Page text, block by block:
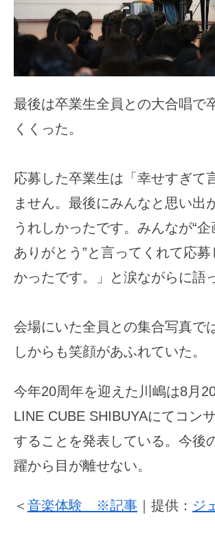
最後は卒業生全員との大合唱で
くくった。
応募した卒業生は「幸せすぎて
ません。最後にみんなと思い出
うれしかったです。みんなが“
ありがとう”と言ってくれて応募
かったです。」と涙ながらに語
会場にいた全員との集合写真で
しからも笑顔があふれていた。
今年20周年を迎えた川嶋は8月
LINE CUBE SHIBUYAにてコン
することを発表している。今後
躍から目が離せない。
＜ 音楽体験 ※記事 ｜提供： ジ